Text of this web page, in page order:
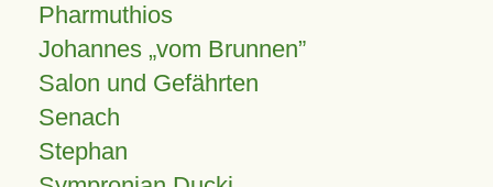
Pharmuthios
Johannes vom Brunnen
Salon und Gefährten
Senach
Stephan